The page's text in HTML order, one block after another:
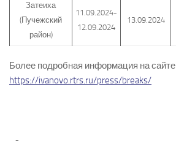
Затеиха
(Пучежский
район)
11.09.2024-
12.09.2024
13.09.2024
Более подробная информация на сайте
https://ivanovo.rtrs.ru/press/breaks/